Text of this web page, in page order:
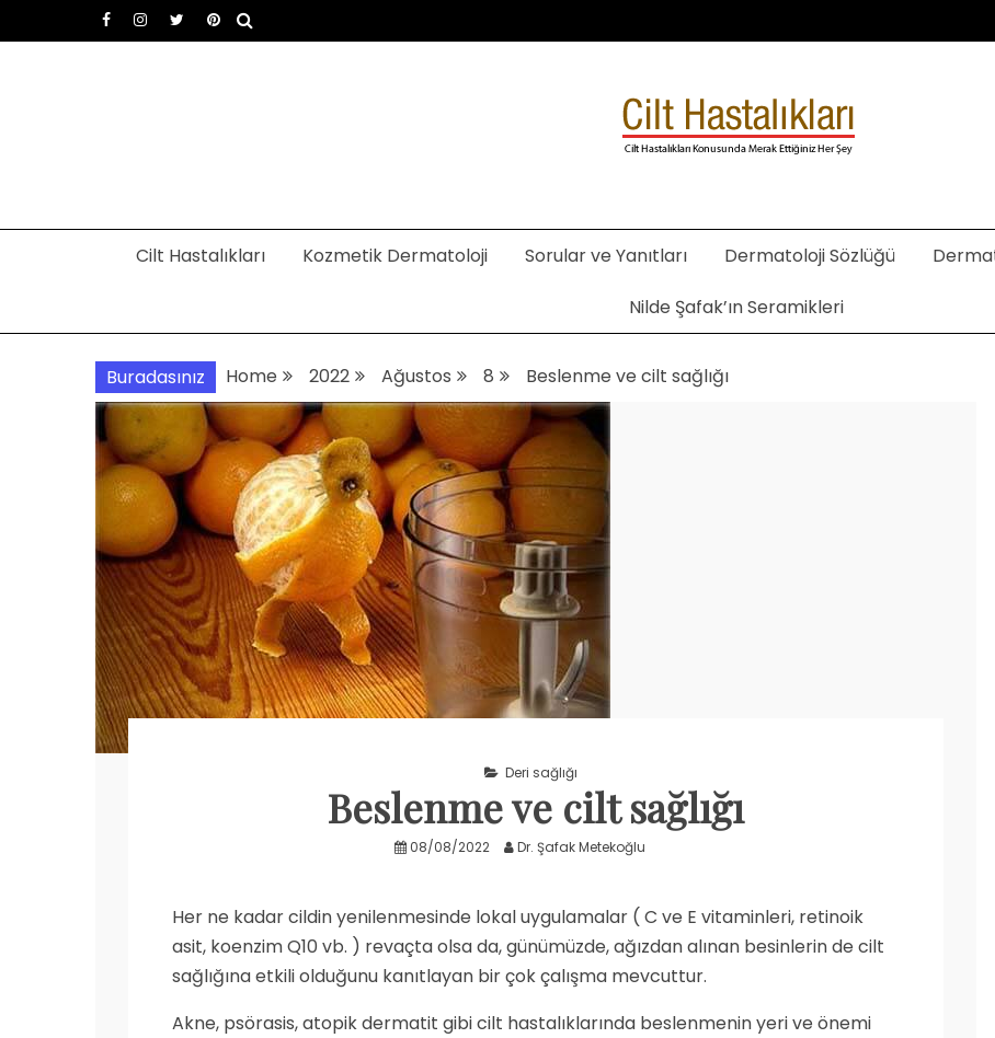
to
Dermatoloji uzmanı Dr. Şafak Metekoğlu Akalın
Cilt Hastalıkları Kozmetik Dermatoloji Sorular ve Yanıtları Dermatoloji Sözlüğü
Nilde Şafak’ın Seramikleri
Buradasınız Home 2022 Ağustos 8 Beslenme ve cilt sağlığı
Deri sağlığı
Beslenme ve cilt sağlığı
08/08/2022 Dr. Şafak Metekoğlu
Her ne kadar cildin yenilenmesinde lokal uygulamalar ( C ve E vitaminleri, retinoik
asit, koenzim Q10 vb. ) revaçta olsa da, günümüzde, ağızdan alınan besinlerin de cilt
sağlığına etkili olduğunu kanıtlayan bir çok çalışma mevcuttur.
Akne, psörasis, atopik dermatit gibi cilt hastalıklarında beslenmenin yeri ve önemi